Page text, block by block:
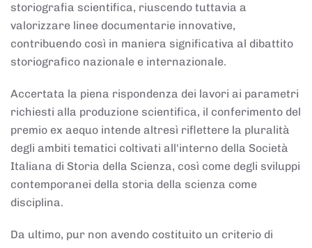
storiografia scientifica, riuscendo tuttavia a
valorizzare linee documentarie innovative,
contribuendo così in maniera significativa al dibattito
storiografico nazionale e internazionale.
Accertata la piena rispondenza dei lavori ai parametri
richiesti alla produzione scientifica, il conferimento del
premio ex aequo intende altresì riflettere la pluralità
degli ambiti tematici coltivati all'interno della Società
Italiana di Storia della Scienza, così come degli sviluppi
contemporanei della storia della scienza come
disciplina.
Da ultimo, pur non avendo costituito un criterio di